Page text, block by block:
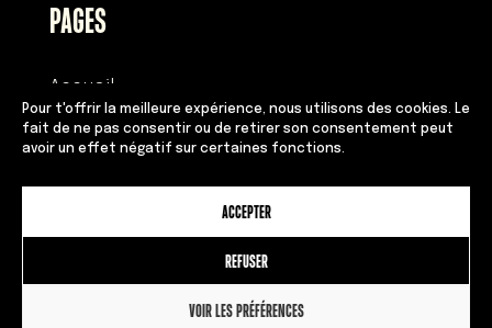
Pour t'offrir la meilleure expérience, nous utilisons des cookies. Le
fait de ne pas consentir ou de retirer son consentement peut
avoir un effet négatif sur certaines fonctions.
ACCEPTER
REFUSER
VOIR LES PRÉFÉRENCES
PAGES
Accueil
Histoire
Devenir franchisé
Équipe